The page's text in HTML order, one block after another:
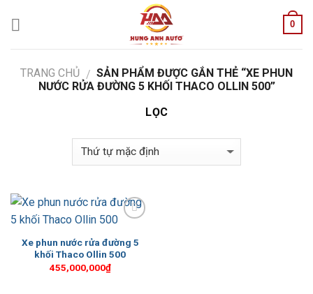
0
TRANG CHỦ / SẢN PHẨM ĐƯỢC GẮN THẺ “XE PHUN
NƯỚC RỬA ĐƯỜNG 5 KHỐI THACO OLLIN 500”
LỌC
Wishlist
Xe phun nước rửa đường 5
khối Thaco Ollin 500
455,000,000₫